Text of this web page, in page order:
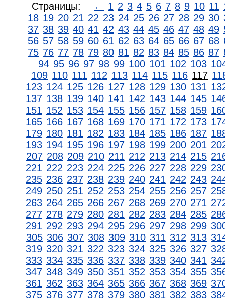
Страницы: ← 1 2 3 4 5 6 7 8 9 10 11
18 19 20 21 22 23 24 25 26 27 28 29 30
37 38 39 40 41 42 43 44 45 46 47 48 49
56 57 58 59 60 61 62 63 64 65 66 67 68
75 76 77 78 79 80 81 82 83 84 85 86 87
94 95 96 97 98 99 100 101 102 103
109 110 111 112 113 114 115 116 117
123 124 125 126 127 128 129 130 131
137 138 139 140 141 142 143 144 145
151 152 153 154 155 156 157 158 159
165 166 167 168 169 170 171 172 173
179 180 181 182 183 184 185 186 187
193 194 195 196 197 198 199 200 201
207 208 209 210 211 212 213 214 215
221 222 223 224 225 226 227 228 229
235 236 237 238 239 240 241 242 243
249 250 251 252 253 254 255 256 257
263 264 265 266 267 268 269 270 271
277 278 279 280 281 282 283 284 285
291 292 293 294 295 296 297 298 299
305 306 307 308 309 310 311 312 313
319 320 321 322 323 324 325 326 327
333 334 335 336 337 338 339 340 341
347 348 349 350 351 352 353 354 355
361 362 363 364 365 366 367 368 369
375 376 377 378 379 380 381 382 383